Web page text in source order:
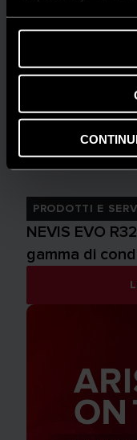
PRODOTTI E
NEVIS EVO
gamma di